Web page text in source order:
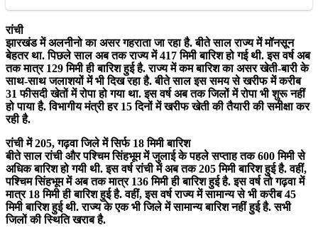
रांची
झारखंड में अलनीनो का असर गहराता जा रहा है. बीते साल राज्य में मॉनसून
बेहतर था. पिछले साल अब तक राज्य में 417 मिमी बारिश हो गई थी. इस वर्ष अब
तक मात्र 129 मिमी ही बारिश हुई है. राज्य में कम बारिश का असर खेती-बारी के
साथ-साथ जलाशयों में भी दिख रहा है. बीते साल इस समय से खरीफ में करीब
31 फीसदी खेतों में रोपा हो गया था. इस वर्ष अब तक जिलों में रोपा भी शुरू नहीं
हो पाया है. विभागीय मंत्री हर 15 दिनों में खरीफ खेती की तैयारी की समीक्षा कर
रही है.
रांची में 205, गढ़वा जिले में सिर्फ 18 मिमी बारिश
बीते साल रांची और पश्चिम सिंहभूम में जुलाई के पहले सप्ताह तक 600 मिमी से
अधिक बारिश हो गयी थी. इस वर्ष रांची में अब तक 205 मिमी बारिश हुई है. वहीं,
पश्चिम सिंहभूम में अब तक मात्र 136 मिमी ही बारिश हुई है. इस वर्ष तो गढ़वा में
मात्र 18 मिमी ही बारिश हुई है. वहीं, इस वर्ष राज्य में सामान्य से भी करीब 45
मिमी बारिश हुई थी. राज्य के एक भी जिले में सामान्य बारिश नहीं हुई है. सभी
जिलों की स्थिति खराब है.